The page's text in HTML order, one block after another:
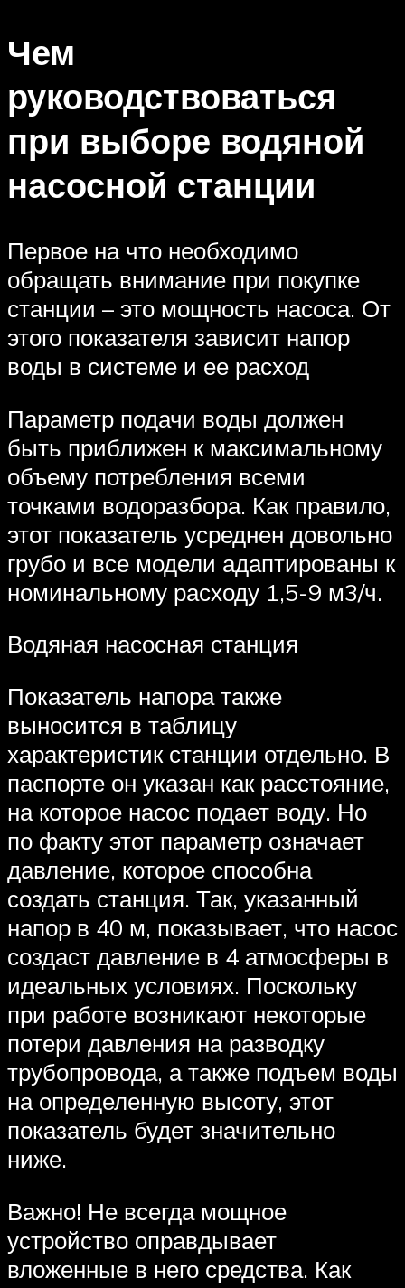
Чем
руководствоваться
при выборе водяной
насосной станции
Первое на что необходимо
обращать внимание при покупке
станции – это мощность насоса. От
этого показателя зависит напор
воды в системе и ее расход
Параметр подачи воды должен
быть приближен к максимальному
объему потребления всеми
точками водоразбора. Как правило,
этот показатель усреднен довольно
грубо и все модели адаптированы к
номинальному расходу 1,5-9 м3/ч.
Водяная насосная станция
Показатель напора также
выносится в таблицу
характеристик станции отдельно. В
паспорте он указан как расстояние,
на которое насос подает воду. Но
по факту этот параметр означает
давление, которое способна
создать станция. Так, указанный
напор в 40 м, показывает, что насос
создаст давление в 4 атмосферы в
идеальных условиях. Поскольку
при работе возникают некоторые
потери давления на разводку
трубопровода, а также подъем воды
на определенную высоту, этот
показатель будет значительно
ниже.
Важно! Не всегда мощное
устройство оправдывает
вложенные в него средства. Как